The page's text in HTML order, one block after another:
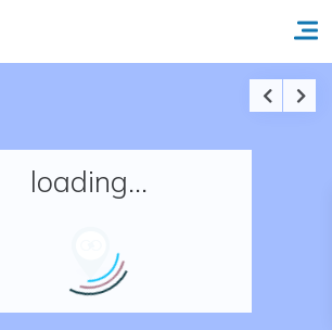
en France
loading...